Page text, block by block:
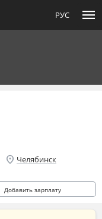
РУС menu
location_on Челябинск
Добавить зарплату